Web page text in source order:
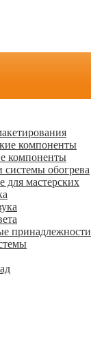
компоненты
компоненты
системы обогрева
для мастерских
принадлежности